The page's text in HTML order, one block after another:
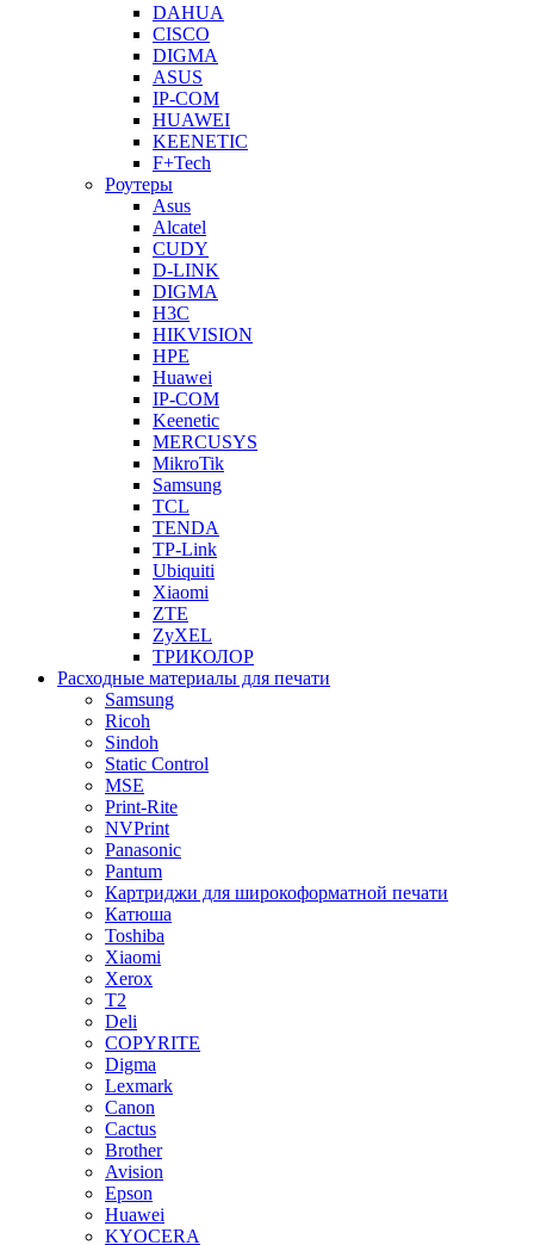
DAHUA
CISCO
DIGMA
ASUS
IP-COM
HUAWEI
KEENETIC
F+Tech
Роутеры
Asus
Alcatel
CUDY
D-LINK
DIGMA
H3C
HIKVISION
HPE
Huawei
IP-COM
Keenetic
MERCUSYS
MikroTik
Samsung
TCL
TENDA
TP-Link
Ubiquiti
Xiaomi
ZTE
ZyXEL
ТРИКОЛОР
Расходные материалы для печати
Samsung
Ricoh
Sindoh
Static Control
MSE
Print-Rite
NVPrint
Panasonic
Pantum
Картриджи для широкоформатной печати
Катюша
Toshiba
Xiaomi
Xerox
T2
Deli
COPYRITE
Digma
Lexmark
Canon
Cactus
Brother
Avision
Epson
Huawei
KYOCERA